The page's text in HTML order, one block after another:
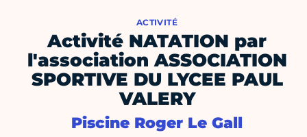
ACTIVITÉ
Activité NATATION par
l'association ASSOCIATION
SPORTIVE DU LYCEE PAUL
VALERY
Piscine Roger Le Gall